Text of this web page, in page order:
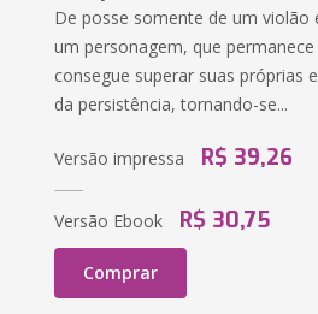
De posse somente de um violão
um personagem, que
consegue superar suas próprias
da persistência, tornando-se...
Versão impressa R$ 39,26
Versão Ebook R$ 30,75
Comprar